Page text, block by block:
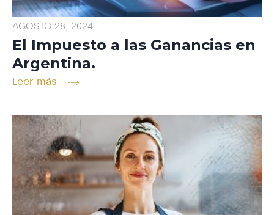
AGOSTO 28, 2024
El Impuesto a las Ganancias en
Argentina.
Leer más